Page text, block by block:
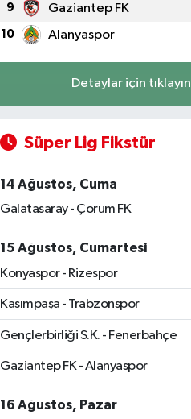
9 Gaziantep FK
10 Alanyaspor
Detaylar için tıklayın
Süper Lig Fikstür
14 Ağustos, Cuma
Galatasaray - Çorum FK
15 Ağustos, Cumartesi
Konyaspor - Rizespor
Kasımpaşa - Trabzonspor
Gençlerbirliği S.K. - Fenerbahçe
Gaziantep FK - Alanyaspor
16 Ağustos, Pazar